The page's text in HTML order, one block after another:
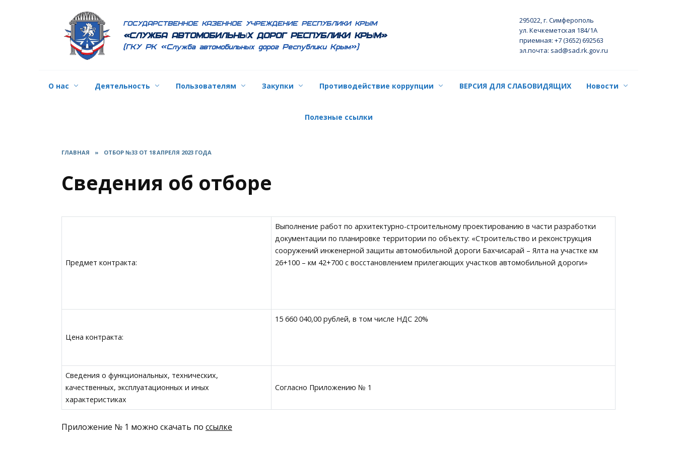
ГОСУДАРСТВЕННОЕ КАЗЕННОЕ УЧРЕЖДЕНИЕ РЕСПУБЛИКИ КРЫМ
«СЛУЖБА АВТОМОБИЛЬНЫХ ДОРОГ РЕСПУБЛИКИ КРЫМ»
(ГКУ РК «Служба автомобильных дорог Республики Крым»)
295022, г. Симферополь
ул. Кечкеметская 184/1А
приемная: +7 (3652) 692563
эл.почта: sad@sad.rk.gov.ru
О нас Деятельность Пользователям Закупки Противодействие коррупции ВЕРСИЯ ДЛЯ СЛАБОВИДЯЩИХ Новости
Полезные ссылки
ГЛАВНАЯ » ОТБОР №33 ОТ 18 АПРЕЛЯ 2023 ГОДА
Сведения об отборе
Предмет контракта:
Выполнение работ по архитектурно-строительному проектированию в части разработки
документации по планировке территории по объекту: «Строительство и реконструкция
сооружений инженерной защиты автомобильной дороги Бахчисарай – Ялта на участке км
26+100 – км 42+700 с восстановлением прилегающих участков автомобильной дороги»
Цена контракта:
15 660 040,00 рублей, в том числе НДС 20%
Сведения о функциональных, технических,
качественных, эксплуатационных и иных
характеристиках
Согласно Приложению № 1
Приложение № 1 можно скачать по ссылке